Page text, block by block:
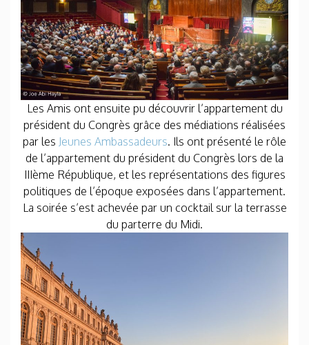
Les Amis ont ensuite pu découvrir l’appartement du
président du Congrès grâce des médiations réalisées
par les Jeunes Ambassadeurs. Ils ont présenté le rôle
de l’appartement du président du Congrès lors de la
IIIème République, et les représentations des figures
politiques de l’époque exposées dans l’appartement.
La soirée s’est achevée par un cocktail sur la terrasse
du parterre du Midi.